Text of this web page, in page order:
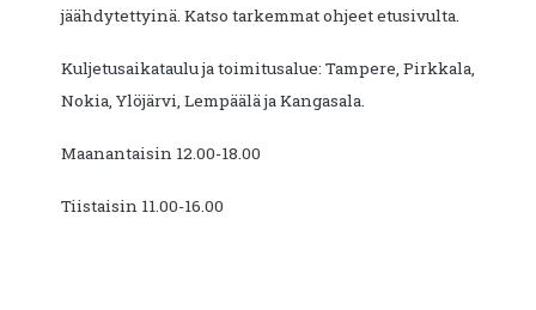
jäähdytettyinä. Katso tarkemmat ohjeet etusivulta.
Kuljetusaikataulu ja toimitusalue: Tampere, Pirkkala,
Nokia, Ylöjärvi, Lempäälä ja Kangasala.
Maanantaisin 12.00-18.00
Tiistaisin 11.00-16.00